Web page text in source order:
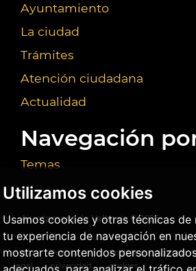
Utilizamos cookies
Usamos cookies y otras técnicas
tu experiencia de navegación en
mostrarte contenidos
Ayuntamiento
La ciudad
Trámites
Atención ciudadana
Actualidad
Navegación
Temas
Ajuntament de València ©2026
Aviso
legal
Política
privacidad
Política de
cookies
Agencia